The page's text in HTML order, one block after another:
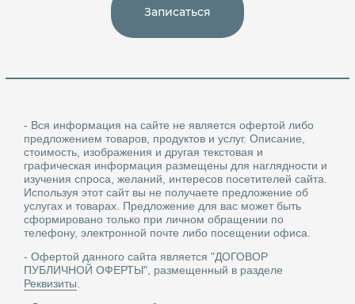
Записаться
- Вся информация на сайте не является офертой либо
предложением товаров, продуктов и услуг. Описание,
стоимость, изображения и другая текстовая и
графическая информация размещены для наглядности и
изучения спроса, желаний, интересов посетителей сайта.
Используя этот сайт вы не получаете предложение об
услугах и товарах. Предложение для вас может быть
сформировано только при личном обращении по
телефону, электронной почте либо посещении офиса.
- Офертой данного сайта является "ДОГОВОР
ПУБЛИЧНОЙ ОФЕРТЫ", размещенный в разделе
Реквизиты